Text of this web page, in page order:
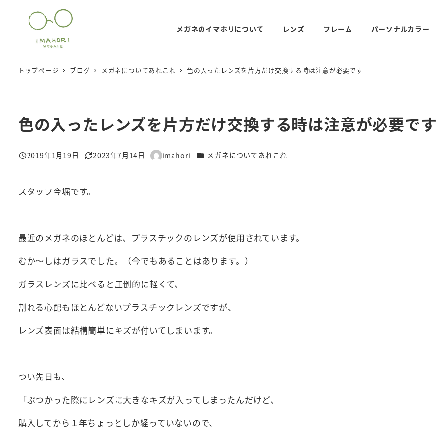
メガネのイマホリについて レンズ フレーム パーソナルカラー
トップページ ブログ メガネについてあれこれ 色の入ったレンズを片方だけ交換する時は注意が必要です
色の入ったレンズを片方だけ交換する時は注意が必要です
投稿日
2019年1月19日
更新日
2023年7月14日
著
imahori カテゴリー
メガネについてあれこれ
スタッフ今堀です。
最近のメガネのほとんどは、プラスチックのレンズが使用されています。
むか～しはガラスでした。（今でもあることはあります。）
ガラスレンズに比べると圧倒的に軽くて、
割れる心配もほとんどないプラスチックレンズですが、
レンズ表面は結構簡単にキズが付いてしまいます。
つい先日も、
「ぶつかった際にレンズに大きなキズが入ってしまったんだけど、
購入してから１年ちょっとしか経っていないので、